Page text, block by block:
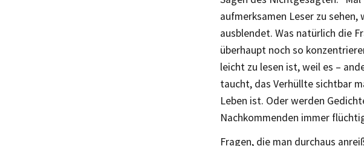
aufmerksamen Leser zu
ausblendet. Was natürlich die
überhaupt noch so
leicht zu lesen ist, weil es –
taucht, das Verhüllte sichtbar
Leben ist. Oder werden
Nachkommenden immer
Fragen, die man durchaus